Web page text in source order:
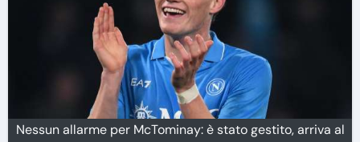
Nessun allarme per McTominay: è stato gestito, arriva al